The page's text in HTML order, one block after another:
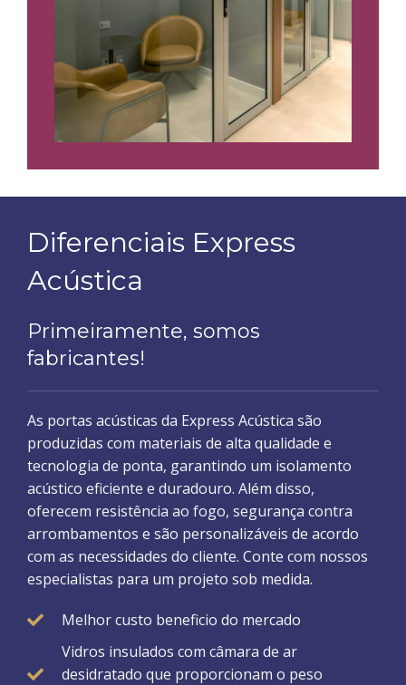
Diferenciais Express
Acústica
Primeiramente, somos
fabricantes!
As portas acústicas da Express Acústica são
produzidas com materiais de alta qualidade e
tecnologia de ponta, garantindo um isolamento
acústico eficiente e duradouro. Além disso,
oferecem resistência ao fogo, segurança contra
arrombamentos e são personalizáveis de acordo
com as necessidades do cliente. Conte com nossos
especialistas para um projeto sob medida.
Melhor custo beneficio do mercado
Vidros insulados com câmara de ar
desidratado que proporcionam o peso